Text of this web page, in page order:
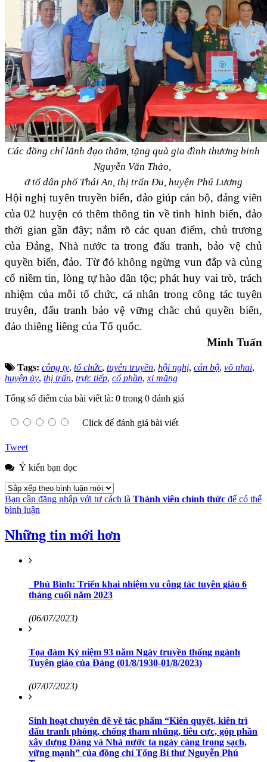
Các đồng chí lãnh đạo thăm, tặng quà gia đình thương binh
Nguyễn Văn Thảo,
ở tổ dân phố Thái An, thị trấn Đu, huyện Phú Lương
Hội nghị tuyên truyền biển, đảo giúp cán bộ, đảng viên
của 02 huyện có thêm thông tin về tình hình biển, đảo
thời gian gần đây; nắm rõ các quan điểm, chủ trương
của Đảng, Nhà nước ta trong đấu tranh, bảo vệ chủ
quyền biển, đảo. Từ đó không ngừng vun đắp và củng
cố niềm tin, lòng tự hào dân tộc; phát huy vai trò, trách
nhiệm của mỗi tổ chức, cá nhân trong công tác tuyên
truyên, đấu tranh bảo vệ vững chắc chủ quyền biển,
đảo thiêng liêng của Tổ quốc.
Minh Tuấn
Tags: công ty, tổ chức, tuyên truyền, hội nghị, cán bộ, võ nhai,
huyện ủy, thị trấn, trực tiếp, cổ phần,xi măng
Tổng số điểm của bài viết là: 0 trong 0 đánh giá
Click để đánh giá bài viết
Tweet
Ý kiến bạn đọc
Bạn cần đăng nhập với tư cách là Thành viên chính thức để có thể
bình luận
Những tin mới hơn
Phú Bình: Triển khai nhiệm vụ công tác tuyên giáo 6
tháng cuối năm 2023
(06/07/2023)
Tọa đàm Kỷ niệm 93 năm Ngày truyền thống ngành
Tuyên giáo của Đảng (01/8/1930-01/8/2023)
(07/07/2023)
Sinh hoạt chuyên đề về tác phẩm “Kiên quyết, kiên trì
đấu tranh phòng, chống tham nhũng, tiêu cực, góp phần
xây dựng Đảng và Nhà nước ta ngày càng trong sạch,
vững mạnh” của đồng chí Tổng Bí thư Nguyễn Phú